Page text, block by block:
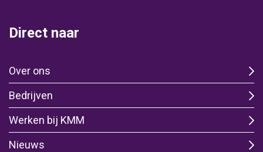
Direct naar
Over ons
Bedrijven
Werken bij KMM
Nieuws